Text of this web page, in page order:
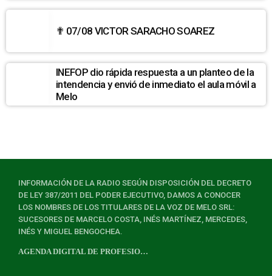
✟ 07/08 VICTOR SARACHO SOAREZ
INEFOP dio rápida respuesta a un planteo de la
intendencia y envió de inmediato el aula móvil a
Melo
INFORMACIÓN DE LA RADIO SEGÚN DISPOSICIÓN DEL DECRETO
DE LEY 387/2011 DEL PODER EJECUTIVO, DAMOS A CONOCER
LOS NOMBRES DE LOS TITULARES DE LA VOZ DE MELO SRL:
SUCESORES DE MARCELO COSTA, INÉS MARTÍNEZ, MERCEDES,
INÉS Y MIGUEL BENGOCHEA.
AGENDA DIGITAL DE PROFESIONALES